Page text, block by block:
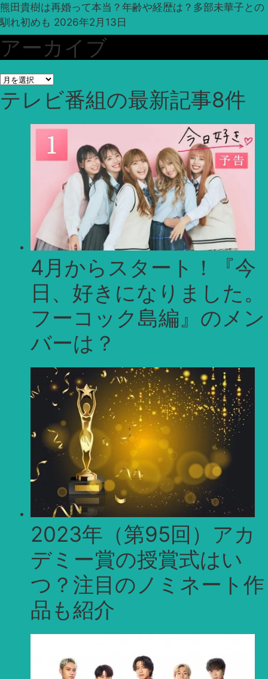
熊田貴樹は再婚って本当？年齢や経歴は？多部未華子との
馴れ初めも 2026年2月13日
アーカイブ
ア
ー
カ
テレビ番組の最新記事8件
4月からスタート！『今
日、好きになりました。
フーコック島編』のメン
バーは？
2023年（第95回）アカ
デミー賞の授賞式はい
つ？注目のノミネート作
品も紹介